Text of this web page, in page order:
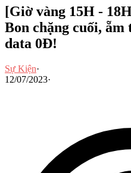
[Giờ vàng 15H -
Bon chặng cuối,
data 0Đ!
Sự Kiện·
12/07/2023·